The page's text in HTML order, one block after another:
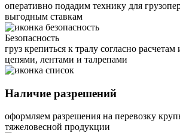
оперативно подадим технику для
выгодным ставкам
Безопасность
груз крепиться к тралу согласно
цепями, лентами и талрепами
Наличие разрешений
оформляем разрешения на перевозку
тяжеловесной продукции